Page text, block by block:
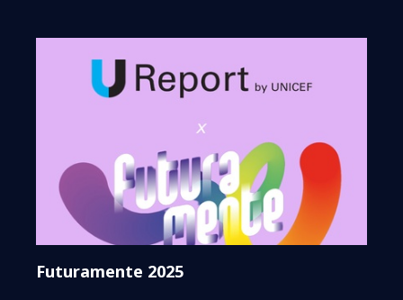
Futuramente 2025